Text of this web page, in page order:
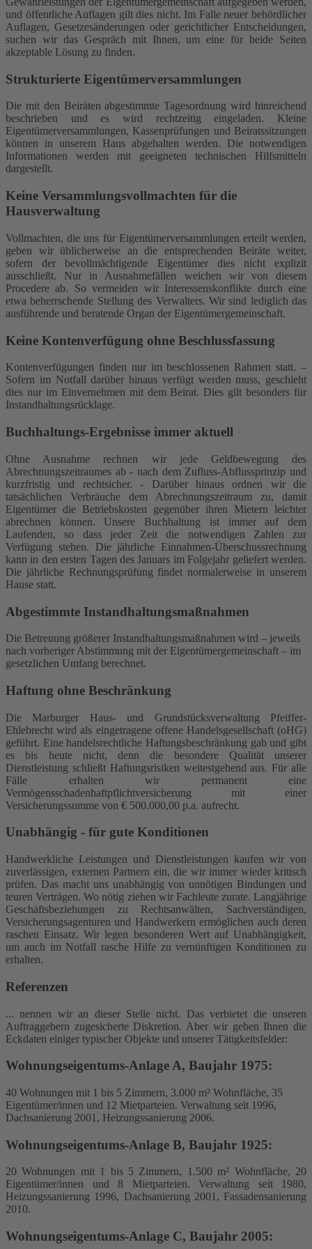
und öffentliche Auflagen gilt dies nicht. Im Falle neuer behördlicher
Auflagen, Gesetzesänderungen oder gerichtlicher Entscheidungen,
suchen wir das Gespräch mit Ihnen, um eine für beide Seiten
akzeptable Lösung zu finden.
Strukturierte Eigentümerversammlungen
Die mit den Beiräten abgestimmte Tagesordnung wird hinreichend
beschrieben und es wird rechtzeitig eingeladen. Kleine
Eigentümerversammlungen, Kassenprüfungen und Beiratssitzungen
können in unserem Haus abgehalten werden. Die notwendigen
Informationen werden mit geeigneten technischen Hilfsmitteln
dargestellt.
Keine Versammlungsvollmachten für die
Hausverwaltung
Vollmachten, die uns für Eigentümerversammlungen erteilt werden,
geben wir üblicherweise an die entsprechenden Beiräte weiter,
sofern der bevollmächtigende Eigentümer dies nicht explizit
ausschließt. Nur in Ausnahmefällen weichen wir von diesem
Procedere ab. So vermeiden wir Interessenskonflikte durch eine
etwa beherrschende Stellung des Verwalters. Wir sind lediglich das
ausführende und beratende Organ der Eigentümergemeinschaft.
Keine Kontenverfügung ohne Beschlussfassung
Kontenverfügungen finden nur im beschlossenen Rahmen statt. –
Sofern im Notfall darüber hinaus verfügt werden muss, geschieht
dies nur im Einvernehmen mit dem Beirat. Dies gilt besonders für
Instandhaltungsrücklage.
Buchhaltungs-Ergebnisse immer aktuell
Ohne Ausnahme rechnen wir jede Geldbewegung des
Abrechnungszeitraumes ab - nach dem Zufluss-Abflussprinzip und
kurzfristig und rechtsicher. - Darüber hinaus ordnen wir die
tatsächlichen Verbräuche dem Abrechnungszeitraum zu, damit
Eigentümer die Betriebskosten gegenüber ihren Mietern leichter
abrechnen können. Unsere Buchhaltung ist immer auf dem
Laufenden, so dass jeder Zeit die notwendigen Zahlen zur
Verfügung stehen. Die jährliche Einnahmen-Überschussrechnung
kann in den ersten Tagen des Januars im Folgejahr geliefert werden.
Die jährliche Rechnungsprüfung findet normalerweise in unserem
Hause statt.
Abgestimmte Instandhaltungsmaßnahmen
Die Betreuung größerer Instandhaltungsmaßnahmen wird – jeweils
nach vorheriger Abstimmung mit der Eigentümergemeinschaft – im
gesetzlichen Umfang berechnet.
Haftung ohne Beschränkung
Die Marburger Haus- und Grundstücksverwaltung Pfeiffer-
Ehlebrecht wird als eingetragene offene Handelsgesellschaft (oHG)
geführt. Eine handelsrechtliche Haftungsbeschränkung gab und gibt
es bis heute nicht, denn die besondere Qualität unserer
Dienstleistung schließt Haftungsrisiken weitestgehend aus. Für alle
Fälle erhalten wir permanent eine
Vermögensschadenhaftpflichtversicherung mit einer
Versicherungssumme von € 500.000,00 p.a. aufrecht.
Unabhängig - für gute Konditionen
Handwerkliche Leistungen und Dienstleistungen kaufen wir von
zuverlässigen, externen Partnern ein, die wir immer wieder kritisch
prüfen. Das macht uns unabhängig von unnötigen Bindungen und
teuren Verträgen. Wo nötig ziehen wir Fachleute zurate. Langjährige
Geschäftsbeziehungen zu Rechtsanwälten, Sachverständigen,
Versicherungsagenturen und Handwerkern ermöglichen auch deren
raschen Einsatz. Wir legen besonderen Wert auf Unabhängigkeit,
um auch im Notfall rasche Hilfe zu vernünftigen Konditionen zu
erhalten.
Referenzen
... nennen wir an dieser Stelle nicht. Das verbietet die unseren
Auftraggebern zugesicherte Diskretion. Aber wir geben Ihnen die
Eckdaten einiger typischer Objekte und unserer Tätigkeitsfelder:
Wohnungseigentums-Anlage A, Baujahr 1975:
40 Wohnungen mit 1 bis 5 Zimmern, 3.000 m² Wohnfläche, 35
Eigentümer/innen und 12 Mietparteien. Verwaltung seit 1996,
Dachsanierung 2001, Heizungssanierung 2006.
Wohnungseigentums-Anlage B, Baujahr 1925:
20 Wohnungen mit 1 bis 5 Zimmern, 1.500 m² Wohnfläche, 20
Eigentümer/innen und 8 Mietparteien. Verwaltung seit 1980,
Heizungssanierung 1996, Dachsanierung 2001, Fassadensanierung
2010.
Wohnungseigentums-Anlage C, Baujahr 2005: